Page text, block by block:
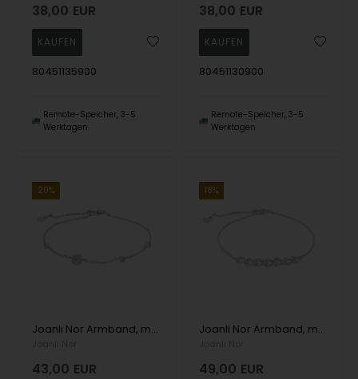
38,00 EUR
80451135900
Remote-Speicher, 3-5
Werktagen
38,00 EUR
80451130900
Remote-Speicher, 3-5
Werktagen
20%
Joanli Nor Armband, model 845112
43,00 EUR
18%
Joanli Nor Armband, model 845111
49,00 EUR